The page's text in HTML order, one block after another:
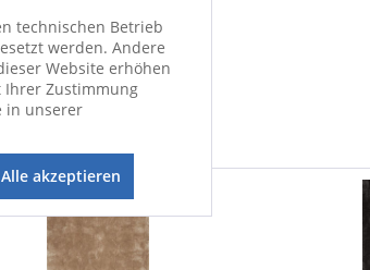
technischen Betrieb
werden. Andere
Website erhöhen
Zustimmung
in unserer
Alle akzeptieren